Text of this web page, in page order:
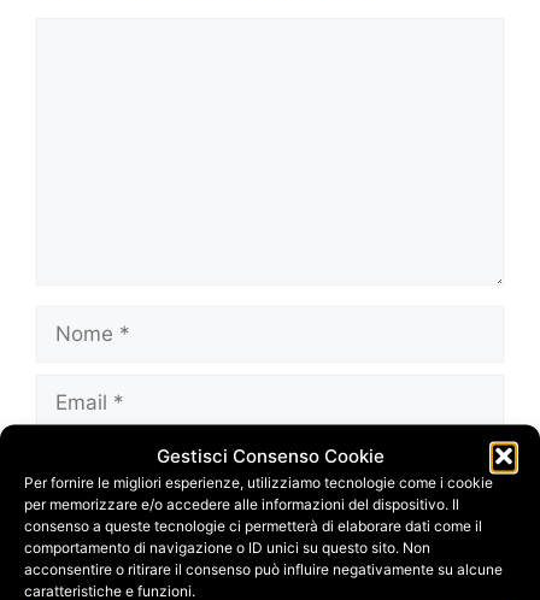
Gestisci Consenso Cookie
Per fornire le migliori esperienze, utilizziamo tecnologie come i cookie
per memorizzare e/o accedere alle informazioni del dispositivo. Il
consenso a queste tecnologie ci permetterà di elaborare dati come il
comportamento di navigazione o ID unici su questo sito. Non
acconsentire o ritirare il consenso può influire negativamente su alcune
caratteristiche e funzioni.
Nome
Email
web
Salva il mio nome, email e sito web in questo
browser per la prossima volta che
commento.